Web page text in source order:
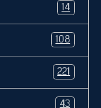
14
108
221
43